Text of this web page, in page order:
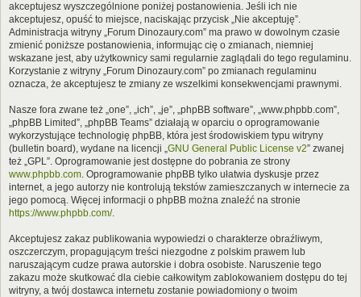
akceptujesz wyszczególnione poniżej postanowienia. Jeśli ich nie
akceptujesz, opuść to miejsce, naciskając przycisk „Nie akceptuję”.
Administracja witryny „Forum Dinozaury.com” ma prawo w dowolnym czasie
zmienić poniższe postanowienia, informując cię o zmianach, niemniej
wskazane jest, aby użytkownicy sami regularnie zaglądali do tego regulaminu.
Korzystanie z witryny „Forum Dinozaury.com” po zmianach regulaminu
oznacza, że akceptujesz te zmiany ze wszelkimi konsekwencjami prawnymi.
Nasze fora zwane też „one”, „ich”, „je”, „phpBB software”, „www.phpbb.com”,
„phpBB Limited”, „phpBB Teams” działają w oparciu o oprogramowanie
wykorzystujące technologię phpBB, która jest środowiskiem typu witryny
(bulletin board), wydane na licencji „GNU General Public License v2” zwanej
też „GPL”. Oprogramowanie jest dostępne do pobrania ze strony
www.phpbb.com. Oprogramowanie phpBB tylko ułatwia dyskusje przez
internet, a jego autorzy nie kontrolują tekstów zamieszczanych w internecie za
jego pomocą. Więcej informacji o phpBB można znaleźć na stronie
https://www.phpbb.com/.
Akceptujesz zakaz publikowania wypowiedzi o charakterze obraźliwym,
oszczerczym, propagującym treści niezgodne z polskim prawem lub
naruszającym cudze prawa autorskie i dobra osobiste. Naruszenie tego
zakazu może skutkować dla ciebie całkowitym zablokowaniem dostępu do tej
witryny, a twój dostawca internetu zostanie powiadomiony o twoim